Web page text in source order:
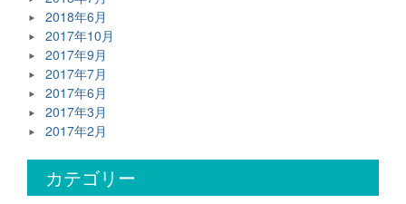
2018年6月
2017年10月
2017年9月
2017年7月
2017年6月
2017年3月
2017年2月
カテゴリー